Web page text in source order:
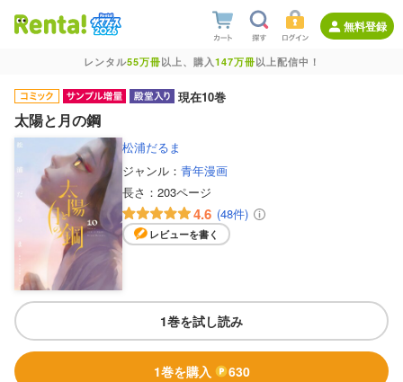
無料登録
レンタル55万冊以上、購入147万冊以上配信中！
現在10巻
太陽と月の鋼
松浦だるま
ジャンル： 青年漫画
長さ： 203ページ
4.6 (48件)
レビューを書く
1巻を試し読み
1巻を購入 630